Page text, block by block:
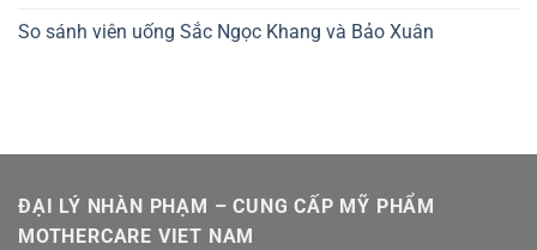
So sánh viên uống Sắc Ngọc Khang và Bảo Xuân
ĐẠI LÝ NHÀN PHẠM – CUNG CẤP MỸ PHẨM
MOTHERCARE VIET NAM